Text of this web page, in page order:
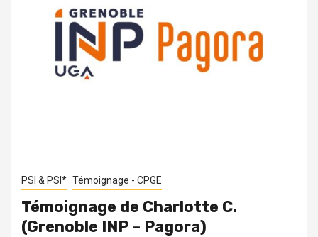
PSI & PSI* Témoignage - CPGE
Témoignage de Charlotte C.
(Grenoble INP – Pagora)